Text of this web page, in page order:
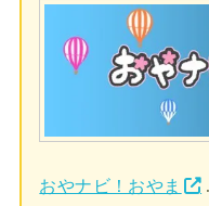
おやナビ！おやま